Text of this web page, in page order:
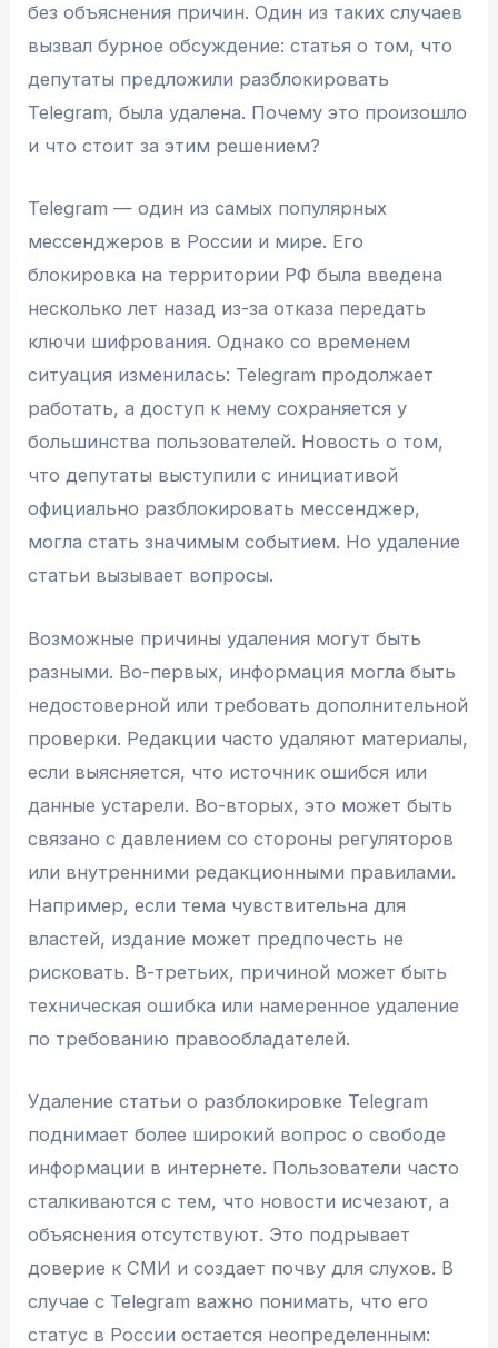
без объяснения причин. Один из таких случаев
вызвал бурное обсуждение: статья о том, что
депутаты предложили разблокировать
Telegram, была удалена. Почему это произошло
и что стоит за этим решением?
Telegram — один из самых популярных
мессенджеров в России и мире. Его
блокировка на территории РФ была введена
несколько лет назад из-за отказа передать
ключи шифрования. Однако со временем
ситуация изменилась: Telegram продолжает
работать, а доступ к нему сохраняется у
большинства пользователей. Новость о том,
что депутаты выступили с инициативой
официально разблокировать мессенджер,
могла стать значимым событием. Но удаление
статьи вызывает вопросы.
Возможные причины удаления могут быть
разными. Во-первых, информация могла быть
недостоверной или требовать дополнительной
проверки. Редакции часто удаляют материалы,
если выясняется, что источник ошибся или
данные устарели. Во-вторых, это может быть
связано с давлением со стороны регуляторов
или внутренними редакционными правилами.
Например, если тема чувствительна для
властей, издание может предпочесть не
рисковать. В-третьих, причиной может быть
техническая ошибка или намеренное удаление
по требованию правообладателей.
Удаление статьи о разблокировке Telegram
поднимает более широкий вопрос о свободе
информации в интернете. Пользователи часто
сталкиваются с тем, что новости исчезают, а
объяснения отсутствуют. Это подрывает
доверие к СМИ и создает почву для слухов. В
случае с Telegram важно понимать, что его
статус в России остается неопределенным: